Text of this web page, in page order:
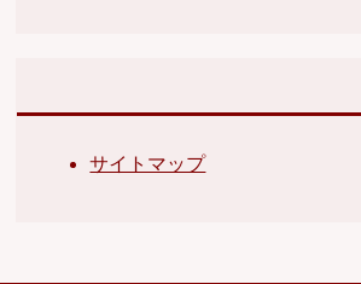
サイトマップ